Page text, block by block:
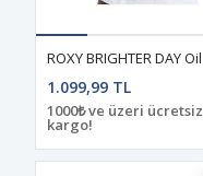
1.099,99 TL
1000₺ ve üzeri ücretsiz
kargo!